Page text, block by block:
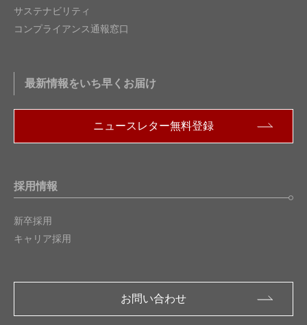
サステナビリティ
コンプライアンス通報窓口
最新情報をいち早くお届け
ニュースレター無料登録
採用情報
新卒採用
キャリア採用
お問い合わせ